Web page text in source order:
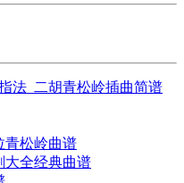
法_二胡青松岭插曲简谱
青松岭曲谱
大全经典曲谱